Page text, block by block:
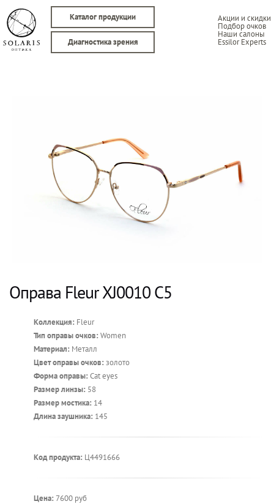
Каталог продукции Акции и скидки
Подбор очков
Наши салоны
Essilor Experts
Диагностика зрения
Оправа Fleur XJ0010 C5
Коллекция: Fleur
Тип оправы очков: Women
Материал: Металл
Цвет оправы очков: золото
Форма оправы: Cat eyes
Размер линзы: 58
Размер мостика: 14
Длина заушника: 145
Код продукта: Ц4491666
Цена: 7600 руб